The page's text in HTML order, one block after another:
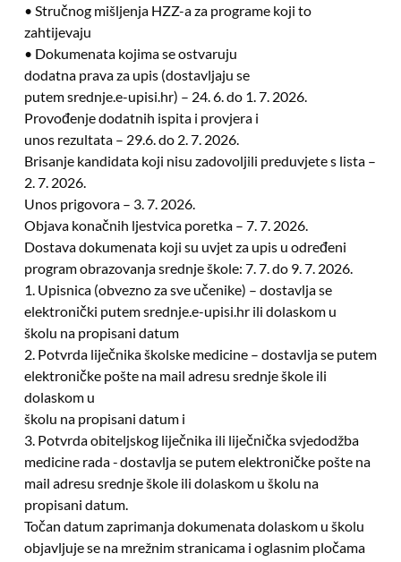
• Stručnog mišljenja HZZ-a za programe koji to
zahtijevaju
• Dokumenata kojima se ostvaruju
dodatna prava za upis (dostavljaju se
putem srednje.e-upisi.hr) – 24. 6. do 1. 7. 2026.
Provođenje dodatnih ispita i provjera i
unos rezultata – 29.6. do 2. 7. 2026.
Brisanje kandidata koji nisu zadovoljili preduvjete s lista –
2. 7. 2026.
Unos prigovora – 3. 7. 2026.
Objava konačnih ljestvica poretka – 7. 7. 2026.
Dostava dokumenata koji su uvjet za upis u određeni
program obrazovanja srednje škole: 7. 7. do 9. 7. 2026.
1. Upisnica (obvezno za sve učenike) – dostavlja se
elektronički putem srednje.e-upisi.hr ili dolaskom u
školu na propisani datum
2. Potvrda liječnika školske medicine – dostavlja se putem
elektroničke pošte na mail adresu srednje škole ili
dolaskom u
školu na propisani datum i
3. Potvrda obiteljskog liječnika ili liječnička svjedodžba
medicine rada - dostavlja se putem elektroničke pošte na
mail adresu srednje škole ili dolaskom u školu na
propisani datum.
Točan datum zaprimanja dokumenata dolaskom u školu
objavljuje se na mrežnim stranicama i oglasnim pločama